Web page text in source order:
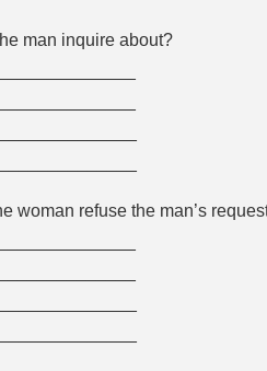
man inquire about?
woman refuse the man’s